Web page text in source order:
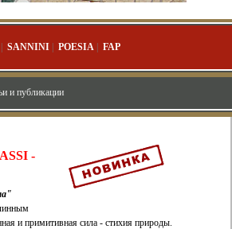
SANNINI| POESIA| FAP
и публикации
-
и примитивная сила - стихия природы.